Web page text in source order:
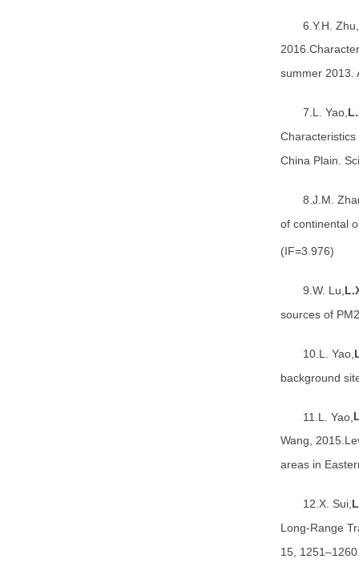
6.Y.H. Zhu,
summer 2013.
7.L. Yao,
China Plain.
8.J.M.
of continental
(IF=3.976)
9.W. Lu,
sources of
10.L. Yao,
background
11.L. Yao,
Wang,
areas in
12.X. Sui,
Long-Range
15,